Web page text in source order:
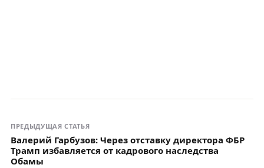
ПРЕДЫДУЩАЯ СТАТЬЯ
Валерий Гарбузов: Через отставку директора ФБР
Трамп избавляется от кадрового наследства
Обамы